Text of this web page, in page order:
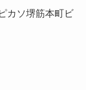
カソ堺筋本町ビ